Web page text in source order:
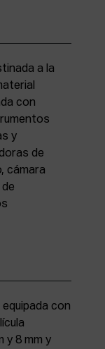
a la
con
y
de
cámara
con
y 8 mm y